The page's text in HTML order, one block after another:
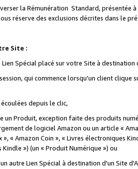
la Rémunération Standard, présentée
réserve des exclusions décrites dans le
Site :
Spécial placé sur votre Site à destination
qui commence lorsqu'un client
depuis le clic,
Produit, exception faite des produits
de logiciel Amazon ou un article «
», « Amazon Coin », « Livres électroniques
») (un « Produit Numérique ») ou
autre Lien Spécial à destination d'un Site